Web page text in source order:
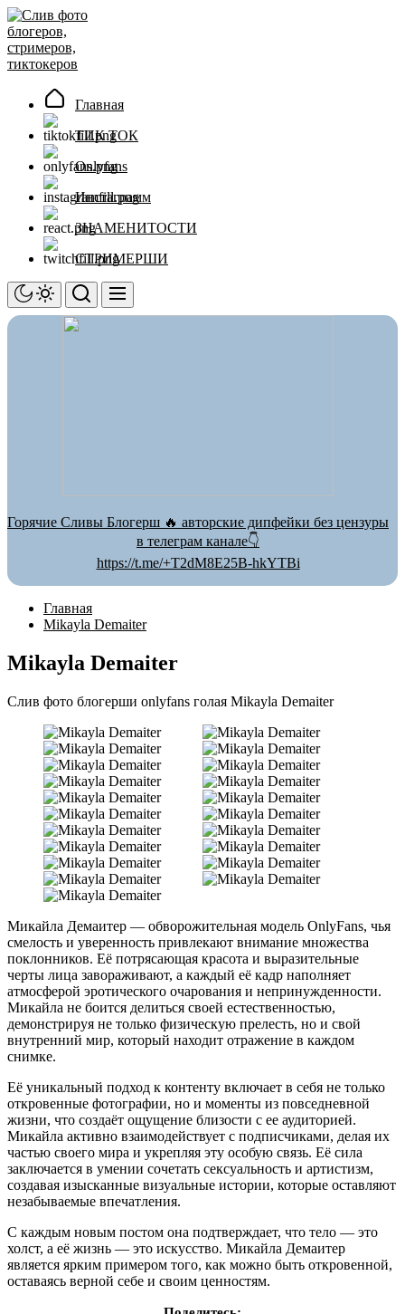
Перейти
к
содержимому
Главная
ТИК ТОК
Onlyfans
Инстаграмм
ЗНАМЕНИТОСТИ
СТРИМЕРШИ
Горячие Сливы Блогерш 🔥 авторские дипфейки без цензуры
в телеграм канале👇
https://t.me/+T2dM8E25B-hkYTBi
Главная
Mikayla Demaiter
Mikayla Demaiter
Слив фото блогерши onlyfans голая Mikayla Demaiter
Микайла Демаитер — обворожительная модель OnlyFans, чья
смелость и уверенность привлекают внимание множества
поклонников. Её потрясающая красота и выразительные
черты лица завораживают, а каждый её кадр наполняет
атмосферой эротического очарования и непринужденности.
Микайла не боится делиться своей естественностью,
демонстрируя не только физическую прелесть, но и свой
внутренний мир, который находит отражение в каждом
снимке.
Её уникальный подход к контенту включает в себя не только
откровенные фотографии, но и моменты из повседневной
жизни, что создаёт ощущение близости с ее аудиторией.
Микайла активно взаимодействует с подписчиками, делая их
частью своего мира и укрепляя эту особую связь. Её сила
заключается в умении сочетать сексуальность и артистизм,
создавая изысканные визуальные истории, которые оставляют
незабываемые впечатления.
С каждым новым постом она подтверждает, что тело — это
холст, а её жизнь — это искусство. Микайла Демаитер
является ярким примером того, как можно быть откровенной,
оставаясь верной себе и своим ценностям.